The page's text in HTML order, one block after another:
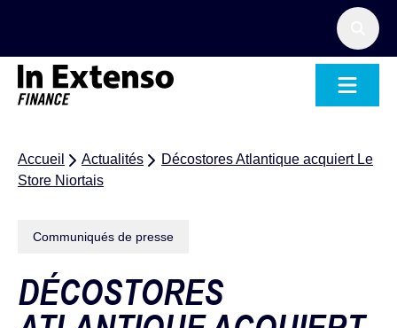
Accueil Actualités
Décostores Atlantique acquiert Le
Store Niortais
Communiqués de presse
DÉCOSTORES